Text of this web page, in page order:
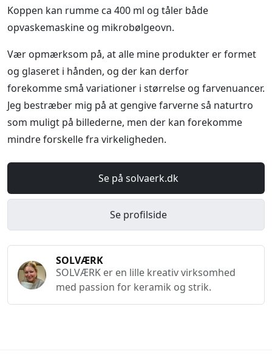
Koppen kan rumme ca 400 ml og tåler både
opvaskemaskine og mikrobølgeovn.
Vær opmærksom på, at alle mine produkter er formet
og glaseret i hånden, og der kan derfor
forekomme små variationer i størrelse og farvenuancer.
Jeg bestræber mig på at gengive farverne så naturtro
som muligt på billederne, men der kan forekomme
mindre forskelle fra virkeligheden.
Se på solvaerk.dk
Se profilside
SOLVÆRK
SOLVÆRK er en lille kreativ virksomhed
med passion for keramik og strik.